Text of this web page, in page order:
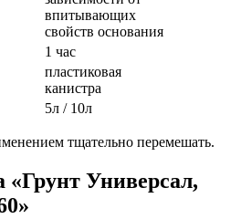
впитывающих
свойств основания
1 час
пластиковая
канистра
5л / 10л
тщательно перемешать.
«Грунт Универсал,